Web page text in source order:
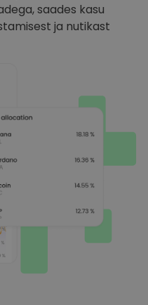
saades kasu
ja nutikast